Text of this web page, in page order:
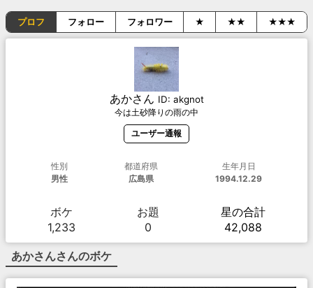
プロフ フォロー フォロワー ★ ★★ ★★★
あかさん ID: akgnot
今は土砂降りの雨の中
ユーザー通報
性別
男性
都道府県
広島県
生年月日
1994.12.29
ボケ
1,233
お題
0
星の合計
42,088
あかさんさんのボケ